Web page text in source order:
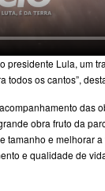
presidente Lula, um
todos os cantos”,
das
obra fruto da
tamanho e melhorar
e qualidade de